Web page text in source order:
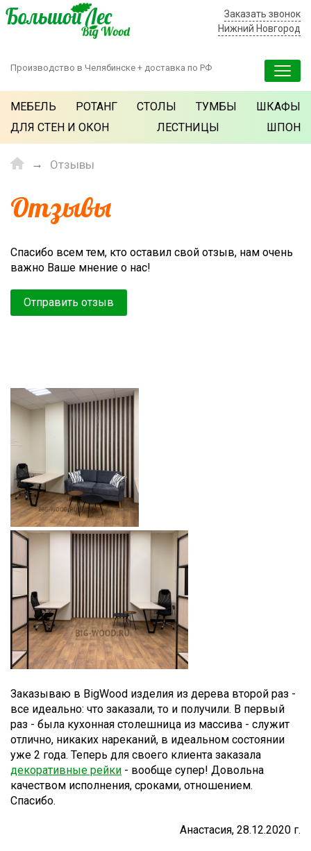
Производство в Челябинске + доставка по РФ
Заказать звонок
Нижний Новгород
МЕБЕЛЬ РОТАНГ СТОЛЫ ТУМБЫ
ШКАФЫ
ДЛЯ СТЕН И ОКОН
ЛЕСТНИЦЫ ШПОН
Отзывы
Отзывы
Спасибо всем тем, кто оставил свой отзыв, нам очень
важно Ваше мнение о нас!
Отправить отзыв
Заказываю в BigWood изделия из дерева второй раз -
все идеально: что заказали, то и получили. В первый
раз - была кухонная столешница из массива - служит
отлично, никаких нареканий, в идеальном состоянии
уже 2 года. Теперь для своего клиента заказала
декоративные рейки - вообще супер! Довольна
качеством исполнения, сроками, отношением.
Спасибо.
Анастасия, 28.12.2020 г.